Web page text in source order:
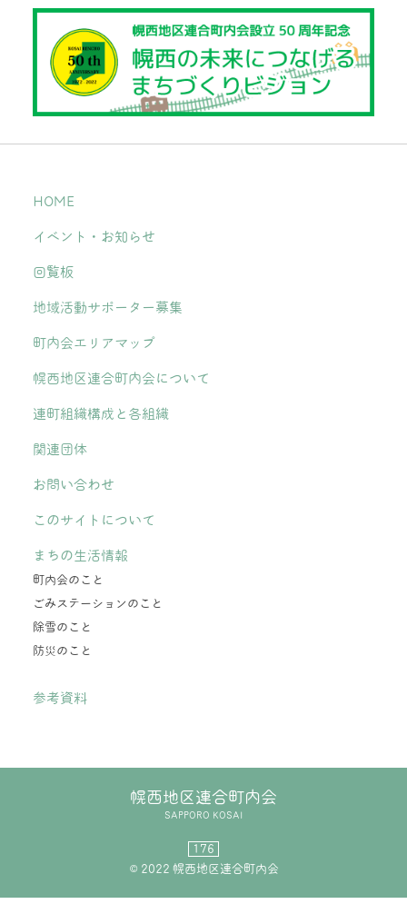
HOME
イベント・お知らせ
回覧板
地域活動サポーター募集
町内会エリアマップ
幌西地区連合町内会について
連町組織構成と各組織
関連団体
お問い合わせ
このサイトについて
まちの生活情報
町内会のこと
ごみステーションのこと
除雪のこと
防災のこと
参考資料
幌西地区連合町内会
SAPPORO KOSAI
176
© 2022 幌西地区連合町内会